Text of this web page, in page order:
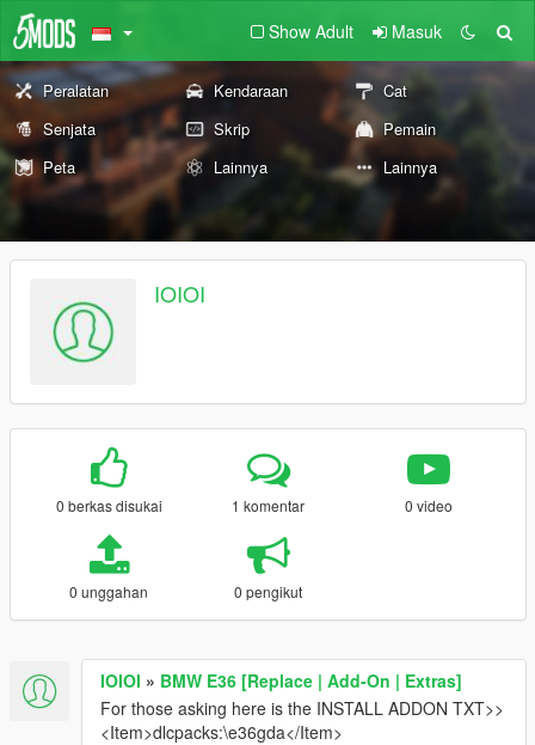
Show Adult Masuk
Peralatan Kendaraan
Cat
Senjata
Skrip
Pemain
Peta
Lainnya Lainnya
IOIOI
0 berkas disukai 1 komentar 0 video
0 unggahan 0 pengikut
IOIOI » BMW E36 [Replace | Add-On | Extras]
For those asking here is the INSTALL ADDON TXT>>
<Item>dlcpacks:\e36gda</Item>